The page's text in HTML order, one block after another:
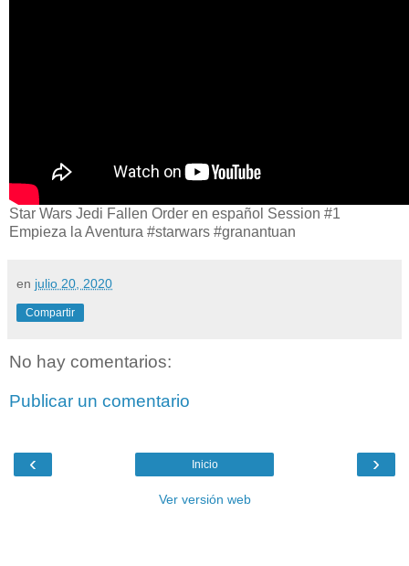
Star Wars Jedi Fallen Order en español Session #1
Empieza la Aventura #starwars #granantuan
en julio 20, 2020
Compartir
No hay comentarios:
Publicar un comentario
‹ ›
Inicio
Ver versión web